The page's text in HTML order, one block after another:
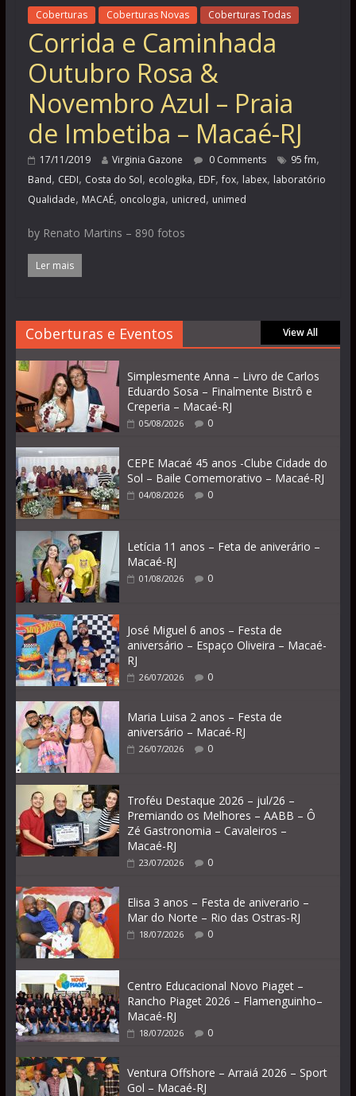
Coberturas Coberturas Novas Coberturas Todas
Corrida e Caminhada
Outubro Rosa &
Novembro Azul – Praia
de Imbetiba – Macaé-RJ
17/11/2019 Virginia Gazone 0 Comments 95 fm,
Band, CEDI, Costa do Sol, ecologika, EDF,fox, labex, laboratório
Qualidade, MACAÉ, oncologia, unicred, unimed
by Renato Martins – 890 fotos
Ler mais
Coberturas e Eventos View All
Simplesmente Anna – Livro de Carlos
Eduardo Sosa – Finalmente Bistrô e
Creperia – Macaé-RJ
05/08/2026 0
CEPE Macaé 45 anos -Clube Cidade do
Sol – Baile Comemorativo – Macaé-RJ
04/08/2026 0
Letícia 11 anos – Feta de aniverário –
Macaé-RJ
01/08/2026 0
José Miguel 6 anos – Festa de
aniversário – Espaço Oliveira – Macaé-
RJ
26/07/2026 0
Maria Luisa 2 anos – Festa de
aniversário – Macaé-RJ
26/07/2026 0
Troféu Destaque 2026 – jul/26 –
Premiando os Melhores – AABB – Ô
Zé Gastronomia – Cavaleiros –
Macaé-RJ
23/07/2026 0
Elisa 3 anos – Festa de aniverario –
Mar do Norte – Rio das Ostras-RJ
18/07/2026 0
Centro Educacional Novo Piaget –
Rancho Piaget 2026 – Flamenguinho–
Macaé-RJ
18/07/2026 0
Ventura Offshore – Arraiá 2026 – Sport
Gol – Macaé-RJ